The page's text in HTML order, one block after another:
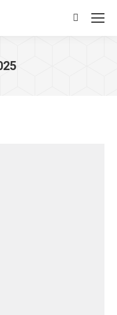
Zoeken: